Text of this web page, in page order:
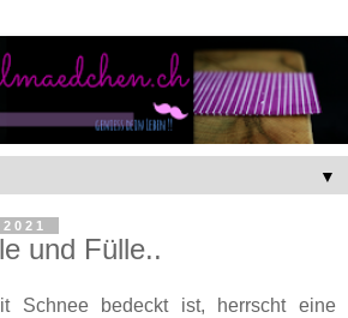
▼
und Fülle..
Schnee bedeckt ist, herrscht eine